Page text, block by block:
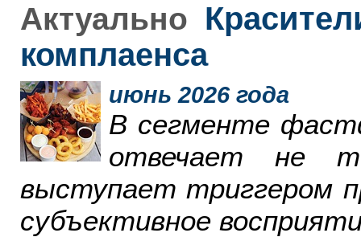
Актуально
комплаенса
июнь 2026 года
В сегменте
отвечает не
выступает триггером
субъективное